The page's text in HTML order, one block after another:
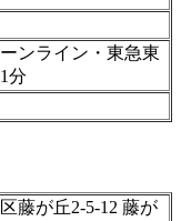
ンライン・東急東
分
藤が丘2-5-12 藤が